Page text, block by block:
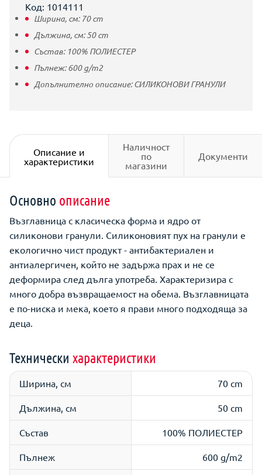
Код: 1014111
Ширина, см: 70cm
Дължина, см:50cm
Състав: 100% ПОЛИЕСТЕР
Пълнеж:600g/m2
Допълнително описание:СИЛИКОНОВИ ГРАНУЛИ
Описание и
характеристики
Наличност
по
магазини
Документи
Основно описание
Възглавница с класическа форма и ядро от
силиконови гранули. Силиконовият пух на гранули е
екологично чист продукт - антибактериален и
антиалергичен, който не задържа прах и не се
деформира след дълга употреба. Характеризира с
много добра възвращаемост на обема. Възглавницата
е по-ниска и мека, което я прави много подходяща за
деца.
Технически характеристики
Ширина, см 70 cm
Дължина, см 50 cm
Състав 100% ПОЛИЕСТЕР
Пълнеж 600 g/m2